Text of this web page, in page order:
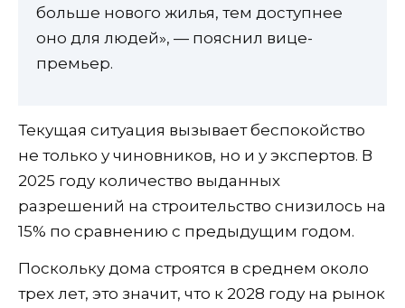
больше нового жилья, тем доступнее
оно для людей», — пояснил вице-
премьер.
Текущая ситуация вызывает беспокойство
не только у чиновников, но и у экспертов. В
2025 году количество выданных
разрешений на строительство снизилось на
15% по сравнению с предыдущим годом.
Поскольку дома строятся в среднем около
трех лет, это значит, что к 2028 году на рынок